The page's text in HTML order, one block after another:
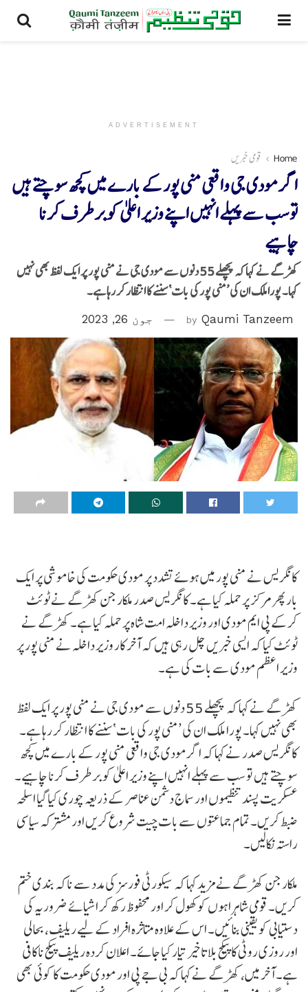
ADVERTISEMENT
Home قومی خبریں
اگر مودی جی واقعی منی پور کے بارے میں کچھ سوچتے ہیں
تو سب سے پہلے انہیں اپنے وزیر اعلیٰ کو برطرف کرنا
چاہیے
کھڑگے نے کہا کہ پچھلے 55 دنوں سے مودی جی نے منی پور پر ایک لفظ بھی نہیں
کہا۔ پورا ملک ان کی ’منی پور کی بات‘ سننے کا انتظار کر رہا ہے۔
by Qaumi Tanzeem جون 26, 2023
کانگریس نے منی پور میں ہوئے تشدد پر مودی حکومت کی خاموشی پر ایک
بار پھر مرکز پر حملہ کیا ہے۔ کانگریس صدر ملکارجن کھڑگے نے ٹوئٹ
کرکے پی ایم مودی اور وزیر داخلہ امت شاہ پر حملہ کیا ہے۔ کھڑگے نے
ٹوئٹ کیا کہ ایسی خبریں چل رہی ہیں کہ آخر کار وزیر داخلہ نے منی پور پر
وزیر اعظم مودی سے بات کی ہے۔
کھڑگے نے کہا کہ پچھلے 55 دنوں سے مودی جی نے منی پور پر ایک لفظ
بھی نہیں کہا۔ پورا ملک ان کی ’منی پور کی بات‘ سننے کا انتظار کر رہا ہے۔
کانگریس صدر نے کہا کہ اگر مودی جی واقعی منی پور کے بارے میں کچھ
سوچتے ہیں تو سب سے پہلے انہیں اپنے وزیر اعلیٰ کو برطرف کرنا چاہیے۔
عسکریت پسند تنظیموں اور سماج دشمن عناصر کے ذریعہ چوری کیا گیا اسلحہ
ضبط کریں۔ تمام جماعتوں سے بات چیت شروع کریں اور مشترکہ سیاسی
راستہ نکالیں۔
ملکارجن کھڑگے نے مزید کہا کہ سیکورٹی فورسز کی مدد سے ناکہ بندی ختم
کریں۔ قومی شاہراہوں کو کھول کر اور محفوظ رکھ کر اشیائے ضروریہ کی
دستیابی کو یقینی بنائیں۔ اس کے علاوہ متاثرہ افراد کے لیے ریلیف، بحالی
اور روزی روٹی کا پیکج بلا تاخیر تیار کیا جائے۔ اعلان کردہ ریلیف پیکج ناکافی
ہے۔ آخر میں، کھڑگے نے کہا کہ بی جے پی اور مودی حکومت کا کوئی بھی